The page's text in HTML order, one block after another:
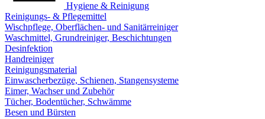
Hygiene & Reinigung
Reinigungs- & Pflegemittel
Wischpflege, Oberflächen- und Sanitärreiniger
Waschmittel, Grundreiniger, Beschichtungen
Desinfektion
Handreiniger
Reinigungsmaterial
Einwascherbezüge, Schienen, Stangensysteme
Eimer, Wachser und Zubehör
Tücher, Bodentücher, Schwämme
Besen und Bürsten